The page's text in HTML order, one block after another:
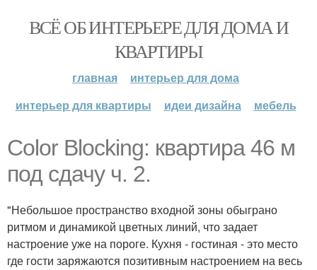
ВСЁ ОБ ИНТЕРЬЕРЕ ДЛЯ ДОМА И
КВАРТИРЫ
главная
интерьер для дома
интерьер для квартиры
идеи дизайна мебель
Color Blocking: квартира 46 м
под сдачу ч. 2.
"Небольшое пространство входной зоны обыграно
ритмом и динамикой цветных линий, что задает
настроение уже на пороге. Кухня - гостиная - это место
где гости заряжаются позитивным настроением на весь